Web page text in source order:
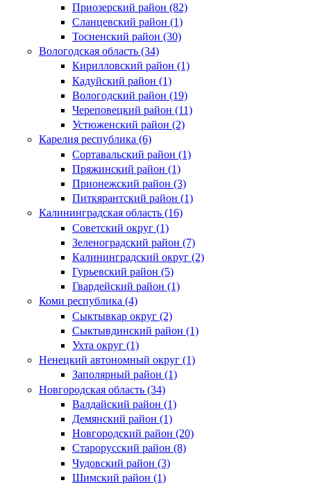
Приозерский район (82)
Сланцевский район (1)
Тосненский район (30)
Вологодская область (34)
Кирилловский район (1)
Кадуйский район (1)
Вологодский район (19)
Череповецкий район (11)
Устюженский район (2)
Карелия республика (6)
Сортавальский район (1)
Пряжинский район (1)
Прионежский район (3)
Питкярантский район (1)
Калининградская область (16)
Советский округ (1)
Зеленоградский район (7)
Калининградский округ (2)
Гурьевский район (5)
Гвардейский район (1)
Коми республика (4)
Сыктывкар округ (2)
Сыктывдинский район (1)
Ухта округ (1)
Ненецкий автономный округ (1)
Заполярный район (1)
Новгородская область (34)
Валдайский район (1)
Демянский район (1)
Новгородский район (20)
Старорусский район (8)
Чудовский район (3)
Шимский район (1)